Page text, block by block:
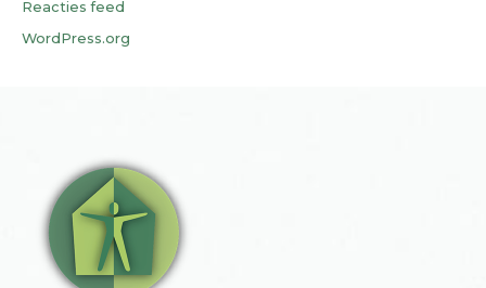
Reacties feed
WordPress.org